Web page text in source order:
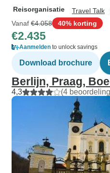
Reisorganisatie
Travel Talk
Vanaf €4.058 40% korting
€2.435
Aanmelden to unlock savings
Download brochure
Berlijn, Praag,
4,3 (4